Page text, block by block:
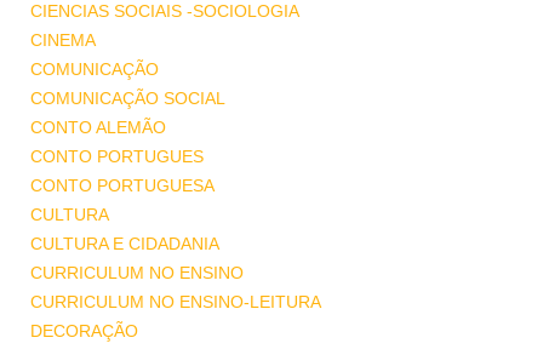
CIENCIAS SOCIAIS -SOCIOLOGIA
CINEMA
COMUNICAÇÃO
COMUNICAÇÃO SOCIAL
CONTO ALEMÃO
CONTO PORTUGUES
CONTO PORTUGUESA
CULTURA
CULTURA E CIDADANIA
CURRICULUM NO ENSINO
CURRICULUM NO ENSINO-LEITURA
DECORAÇÃO